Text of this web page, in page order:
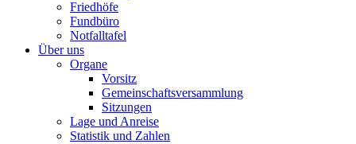
Friedhöfe
Fundbüro
Notfalltafel
Über uns
Organe
Vorsitz
Gemeinschaftsversammlung
Sitzungen
Lage und Anreise
Statistik und Zahlen